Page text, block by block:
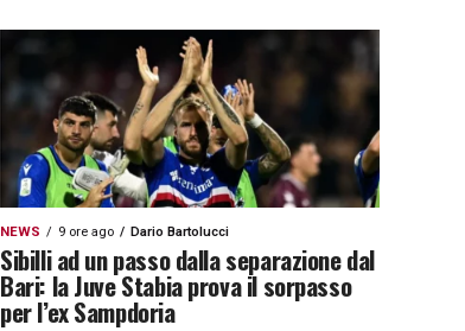
NEWS 9 ore ago Dario Bartolucci
Sibilli ad un passo dalla separazione dal
Bari: la Juve Stabia prova il sorpasso
per l’ex Sampdoria